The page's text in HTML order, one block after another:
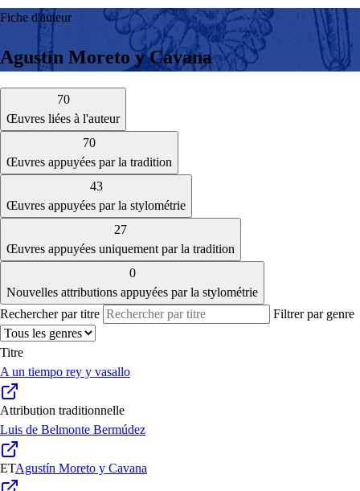
Fiche d'auteur
Agustín Moreto y Cavana
70
Œuvres liées à l'auteur
70
Œuvres appuyées par la tradition
43
Œuvres appuyées par la stylométrie
27
Œuvres appuyées uniquement par la tradition
0
Nouvelles attributions appuyées par la stylométrie
Rechercher par titre
Filtrer par genre
Titre
A un tiempo rey y vasallo
Attribution traditionnelle
Luis de Belmonte Bermúdez
ETAgustín Moreto y Cavana